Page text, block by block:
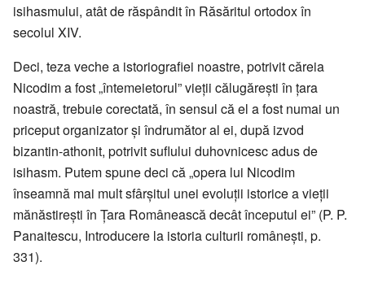
isihasmului, atât de răspândit în Răsăritul ortodox în
secolul XIV.
Deci, teza veche a istoriografiei noastre, potrivit căreia
Nicodim a fost „întemeietorul” vieții călugărești în țara
noastră, trebuie corectată, în sensul că el a fost numai un
priceput organizator și îndrumător al ei, după izvod
bizantin-athonit, potrivit suflului duhovnicesc adus de
isihasm. Putem spune deci că „opera lui Nicodim
înseamnă mai mult sfârșitul unei evoluții istorice a vieții
mănăstirești în Țara Românească decât începutul ei” (P. P.
Panaitescu, Introducere la istoria culturii românești, p.
331).